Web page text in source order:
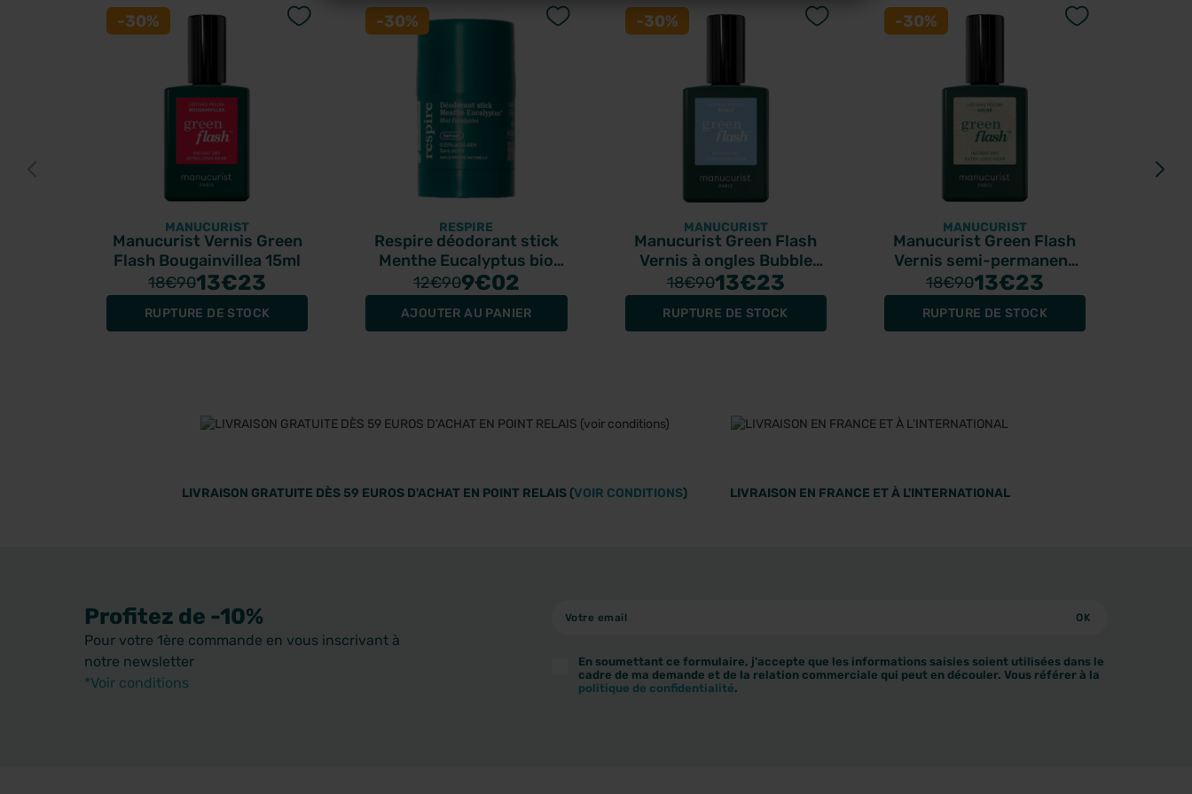
-30%
MANUCURIST
Manucurist Vernis Green
Flash Bougainvillea 15ml
18€9013€23
RUPTURE DE STOCK
-30%
RESPIRE
Respire déodorant stick
Menthe Eucalyptus bio
50gr
12€909€02
AJOUTER AU PANIER
-30%
MANUCURIST
Manucurist Green Flash
Vernis à ongles Bubble
15ml
18€9013€23
RUPTURE DE STOCK
-30%
MANUCURIST
Manucurist Green Flash
Vernis semi-permanent
Solar 15ml
18€9013€23
RUPTURE DE STOCK
LIVRAISON GRATUITE DÈS 59 EUROS D'ACHAT EN POINT RELAIS (VOIR CONDITIONS) LIVRAISON EN FRANCE ET À L'INTERNATIONAL
Profitez de -10%
Pour votre 1ère commande en vous inscrivant à
notre newsletter
*Voir conditions
En soumettant ce formulaire, j'accepte que les informations saisies soient utilisées dans le
cadre de ma demande et de la relation commerciale qui peut en découler. Vous référer à la
politique de confidentialité.